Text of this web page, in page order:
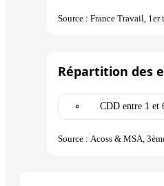
Source : France Travail, 1er
Répartition des
CDD entre 1 et
Source : Acoss & MSA,